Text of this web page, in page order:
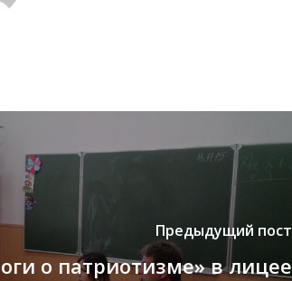
Предыдущий пост
о патриотизме» в лицее